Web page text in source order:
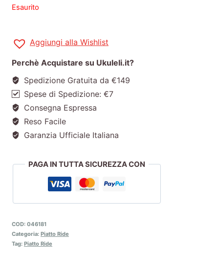
Esaurito
Aggiungi alla Wishlist
Perchè Acquistare su Ukuleli.it?
Spedizione Gratuita da €149
Spese di Spedizione: €7
Consegna Espressa
Reso Facile
Garanzia Ufficiale Italiana
PAGA IN TUTTA SICUREZZA CON
COD: 046181
Categoria: Piatto Ride
Tag: Piatto Ride